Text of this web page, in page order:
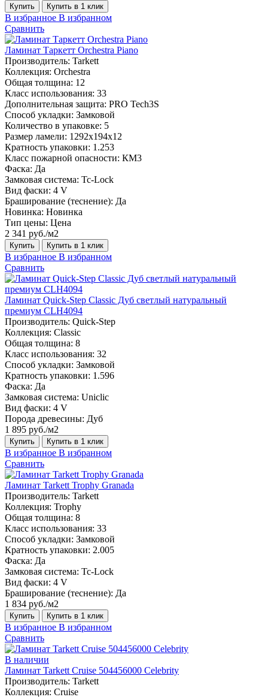
Купить Купить в 1 клик
В избранное В избранном
Сравнить
Ламинат Таркетт Orchestra Piano
Производитель: Tarkett
Коллекция: Orchestra
Общая толщина: 12
Класс использования: 33
Дополнительная защита: PRO Tech3S
Способ укладки: Замковой
Количество в упаковке: 5
Размер ламели: 1292х194х12
Кратность упаковки: 1.253
Класс пожарной опасности: КМ3
Фаска: Да
Замковая система: Tc-Lock
Вид фаски: 4 V
Браширование (теснение): Да
Новинка: Новинка
Тип цены: Цена
2 341 руб./м2
Купить Купить в 1 клик
В избранное В избранном
Сравнить
Ламинат Quick-Step Classic Дуб светлый натуральный
премиум CLH4094
Производитель: Quick-Step
Коллекция: Classic
Общая толщина: 8
Класс использования: 32
Способ укладки: Замковой
Кратность упаковки: 1.596
Фаска: Да
Замковая система: Uniclic
Вид фаски: 4 V
Порода древесины: Дуб
1 895 руб./м2
Купить Купить в 1 клик
В избранное В избранном
Сравнить
Ламинат Tarkett Trophy Granada
Производитель: Tarkett
Коллекция: Trophy
Общая толщина: 8
Класс использования: 33
Способ укладки: Замковой
Кратность упаковки: 2.005
Фаска: Да
Замковая система: Tc-Lock
Вид фаски: 4 V
Браширование (теснение): Да
1 834 руб./м2
Купить Купить в 1 клик
В избранное В избранном
Сравнить
В наличии
Ламинат Tarkett Cruise 504456000 Celebrity
Производитель: Tarkett
Коллекция: Cruise